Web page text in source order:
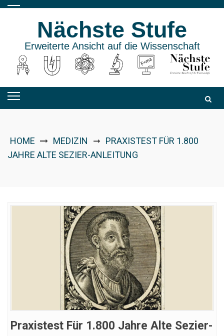
Skip
Nächste Stufe
Erweiterte Ansicht auf die Wissenschaft
HOME MEDIZIN ➞ PRAXISTEST FÜR 1.800
JAHRE ALTE SEZIER-ANLEITUNG
Praxistest Für 1.800 Jahre Alte Sezier-